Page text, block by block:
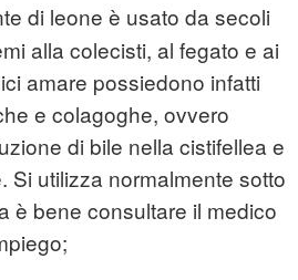
di leone è usato da secoli
alla colecisti, al fegato e ai
amare possiedono infatti
e colagoghe, ovvero
di bile nella cistifellea e
Si utilizza normalmente sotto
è bene consultare il medico